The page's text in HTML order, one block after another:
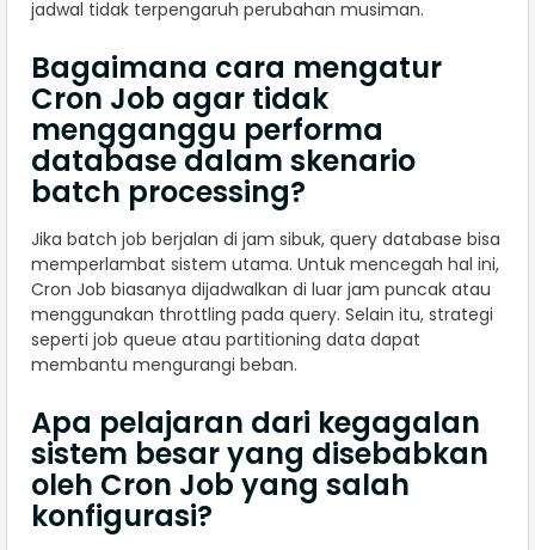
jadwal tidak terpengaruh perubahan musiman.
Bagaimana cara mengatur
Cron Job agar tidak
mengganggu performa
database dalam skenario
batch processing?
Jika batch job berjalan di jam sibuk, query database bisa
memperlambat sistem utama. Untuk mencegah hal ini,
Cron Job biasanya dijadwalkan di luar jam puncak atau
menggunakan throttling pada query. Selain itu, strategi
seperti job queue atau partitioning data dapat
membantu mengurangi beban.
Apa pelajaran dari kegagalan
sistem besar yang disebabkan
oleh Cron Job yang salah
konfigurasi?